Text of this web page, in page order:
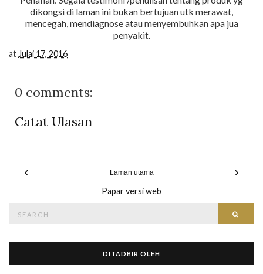
dikongsi di laman ini bukan bertujuan utk merawat,
mencegah, mendiagnose atau menyembuhkan apa jua
penyakit.
at Julai 17, 2016
0 comments:
Catat Ulasan
‹ ›
Laman utama
Papar versi web
for:
DITADBIR OLEH